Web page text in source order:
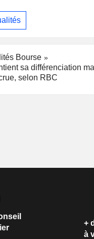
Bourse
sa différenciation
selon RBC
+
à